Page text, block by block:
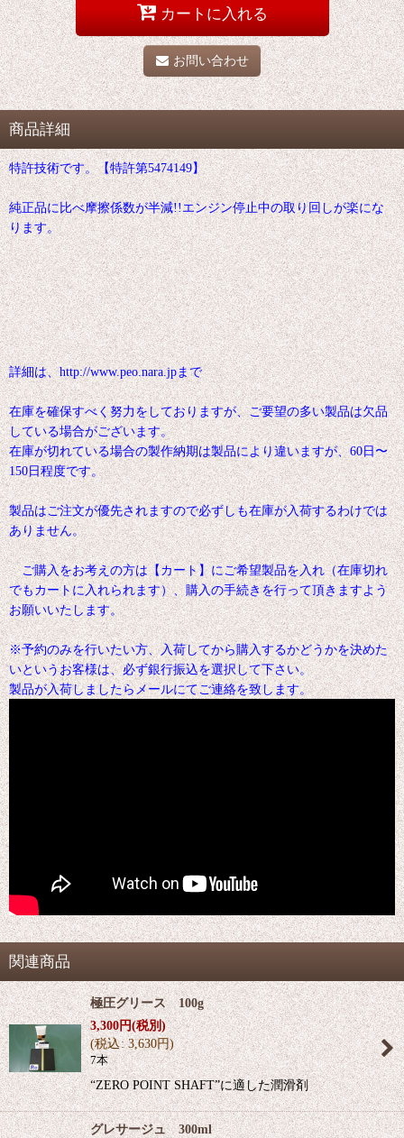
カートに入れる
お問い合わせ
商品詳細
特許技術です。【特許第5474149】
純正品に比べ摩擦係数が半減!!エンジン停止中の取り回しが楽にな
ります。
詳細は、http://www.peo.nara.jpまで
在庫を確保すべく努力をしておりますが、ご要望の多い製品は欠品
している場合がございます。
在庫が切れている場合の製作納期は製品により違いますが、60日〜
150日程度です。
製品はご注文が優先されますので必ずしも在庫が入荷するわけでは
ありません。
ご購入をお考えの方は【カート】にご希望製品を入れ（在庫切れ
でもカートに入れられます）、購入の手続きを行って頂きますよう
お願いいたします。
※予約のみを行いたい方、入荷してから購入するかどうかを決めた
いというお客様は、必ず銀行振込を選択して下さい。
製品が入荷しましたらメールにてご連絡を致します。
関連商品
極圧グリース 100g
3,300円(税別)
(税込: 3,630円)
7本
“ZERO POINT SHAFT”に適した潤滑剤
グレサージュ 300ml